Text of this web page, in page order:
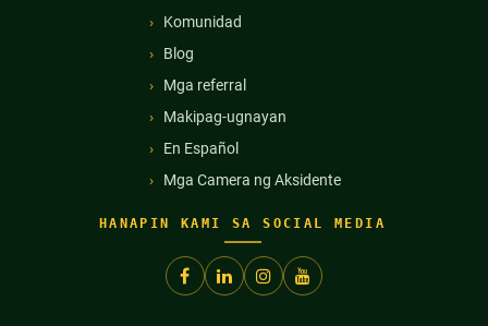
Komunidad
Blog
Mga referral
Makipag-ugnayan
En Español
Mga Camera ng Aksidente
HANAPIN KAMI SA SOCIAL MEDIA